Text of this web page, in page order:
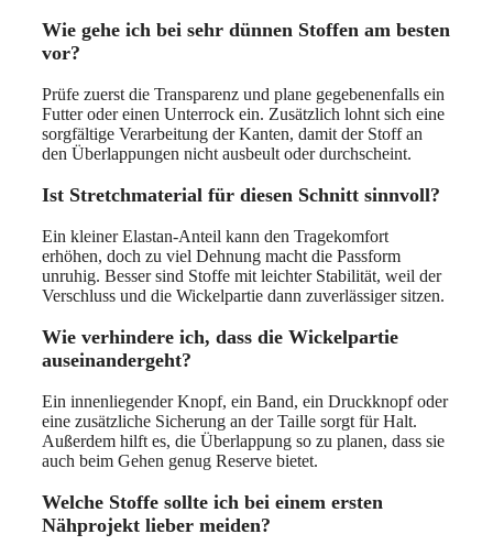
Wie gehe ich bei sehr dünnen Stoffen am besten
vor?
Prüfe zuerst die Transparenz und plane gegebenenfalls ein
Futter oder einen Unterrock ein. Zusätzlich lohnt sich eine
sorgfältige Verarbeitung der Kanten, damit der Stoff an
den Überlappungen nicht ausbeult oder durchscheint.
Ist Stretchmaterial für diesen Schnitt sinnvoll?
Ein kleiner Elastan-Anteil kann den Tragekomfort
erhöhen, doch zu viel Dehnung macht die Passform
unruhig. Besser sind Stoffe mit leichter Stabilität, weil der
Verschluss und die Wickelpartie dann zuverlässiger sitzen.
Wie verhindere ich, dass die Wickelpartie
auseinandergeht?
Ein innenliegender Knopf, ein Band, ein Druckknopf oder
eine zusätzliche Sicherung an der Taille sorgt für Halt.
Außerdem hilft es, die Überlappung so zu planen, dass sie
auch beim Gehen genug Reserve bietet.
Welche Stoffe sollte ich bei einem ersten
Nähprojekt lieber meiden?